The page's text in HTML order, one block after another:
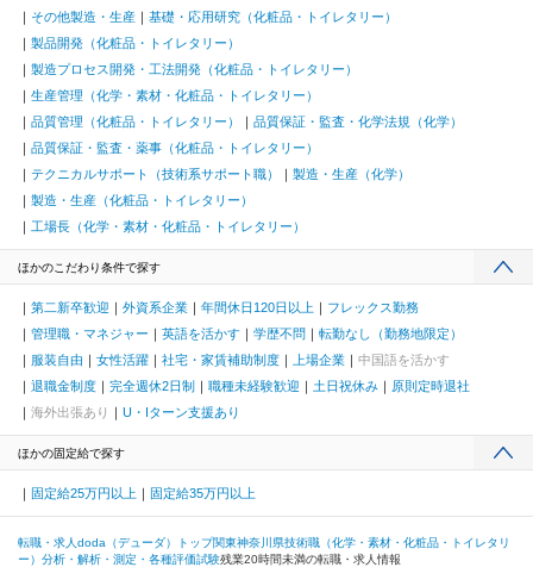
その他製造・生産
基礎・応用研究（化粧品・トイレタリー）
製品開発（化粧品・トイレタリー）
製造プロセス開発・工法開発（化粧品・トイレタリー）
生産管理（化学・素材・化粧品・トイレタリー）
品質管理（化粧品・トイレタリー）
品質保証・監査・化学法規（化学）
品質保証・監査・薬事（化粧品・トイレタリー）
テクニカルサポート（技術系サポート職）
製造・生産（化学）
製造・生産（化粧品・トイレタリー）
工場長（化学・素材・化粧品・トイレタリー）
ほかのこだわり条件で探す
第二新卒歓迎 外資系企業 年間休日120日以上
フレックス勤務
管理職・マネジャー
英語を活かす 学歴不問
転勤なし（勤務地限定）
服装自由
女性活躍 社宅・家賃補助制度 上場企業
中国語を活かす
退職金制度
完全週休2日制 職種未経験歓迎 土日祝休み
原則定時退社
海外出張あり
U・Iターン支援あり
ほかの固定給で探す
固定給25万円以上 固定給35万円以上
転職・求人doda（デューダ）トップ関東神奈川県技術職（化学・素材・化粧品・トイレタリ
ー） 分析・解析・測定・各種評価試験残業20時間未満の転職・求人情報